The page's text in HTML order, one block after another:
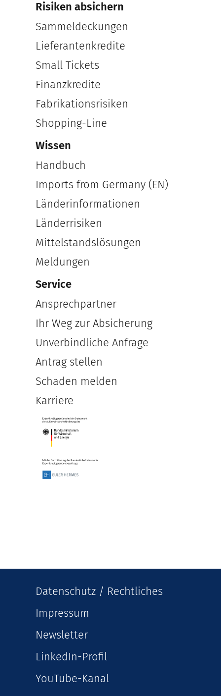
Risiken absichern
Sammeldeckungen
Lieferantenkredite
Small Tickets
Finanzkredite
Fabrikationsrisiken
Shopping-Line
Wissen
Handbuch
Imports from Germany (EN)
Länderinformationen
Länderrisiken
Mittelstandslösungen
Meldungen
Service
Ansprechpartner
Ihr Weg zur Absicherung
Unverbindliche Anfrage
Antrag stellen
Schaden melden
Karriere
Datenschutz / Rechtliches
Impressum
Newsletter
LinkedIn-Profil
YouTube-Kanal